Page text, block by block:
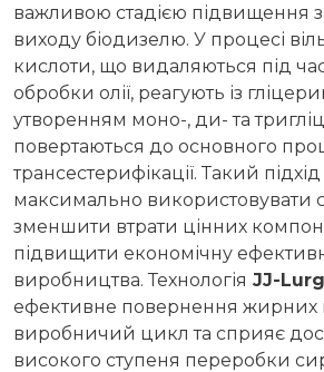
важливою стадією підвищення
виходу біодизелю. У процесі
кислоти, що видаляються під
обробки олії, реагують із
утворенням моно-, ди- та
повертаються до основного
трансестерифікації. Такий
максимально використовувати
зменшити втрати цінних
підвищити економічну
виробництва. Технологія JJ-
ефективне повернення жирних
виробничий цикл та сприяє
високого ступеня переробки